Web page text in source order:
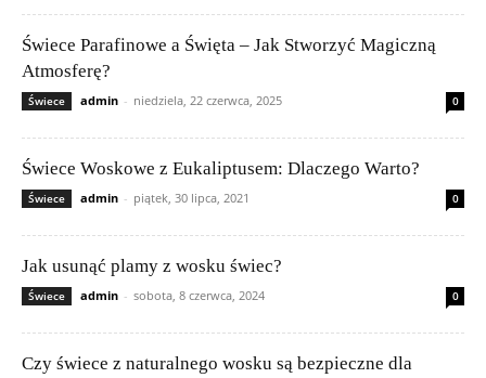
Świece Parafinowe a Święta – Jak Stworzyć Magiczną
Atmosferę?
Świece admin - niedziela, 22 czerwca, 2025 0
Świece Woskowe z Eukaliptusem: Dlaczego Warto?
Świece admin - piątek, 30 lipca, 2021 0
Jak usunąć plamy z wosku świec?
Świece admin - sobota, 8 czerwca, 2024 0
Czy świece z naturalnego wosku są bezpieczne dla